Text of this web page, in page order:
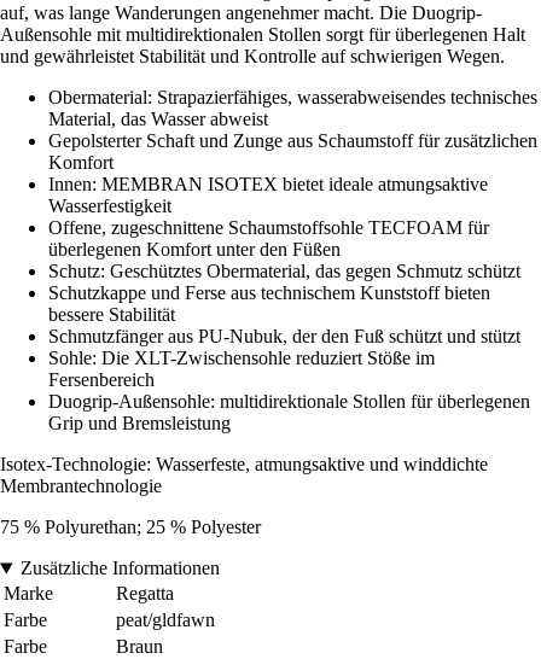
auf, was lange Wanderungen angenehmer macht. Die Duogrip-
Außensohle mit multidirektionalen Stollen sorgt für überlegenen Halt
und gewährleistet Stabilität und Kontrolle auf schwierigen Wegen.
Obermaterial: Strapazierfähiges, wasserabweisendes technisches
Material, das Wasser abweist
Gepolsterter Schaft und Zunge aus Schaumstoff für zusätzlichen
Komfort
Innen: MEMBRAN ISOTEX bietet ideale atmungsaktive
Wasserfestigkeit
Offene, zugeschnittene Schaumstoffsohle TECFOAM für
überlegenen Komfort unter den Füßen
Schutz: Geschütztes Obermaterial, das gegen Schmutz schützt
Schutzkappe und Ferse aus technischem Kunststoff bieten
bessere Stabilität
Schmutzfänger aus PU-Nubuk, der den Fuß schützt und stützt
Sohle: Die XLT-Zwischensohle reduziert Stöße im
Fersenbereich
Duogrip-Außensohle: multidirektionale Stollen für überlegenen
Grip und Bremsleistung
Isotex-Technologie: Wasserfeste, atmungsaktive und winddichte
Membrantechnologie
75 % Polyurethan; 25 % Polyester
Zusätzliche Informationen
Marke
Regatta
Farbe
peat/gldfawn
Farbe
Braun